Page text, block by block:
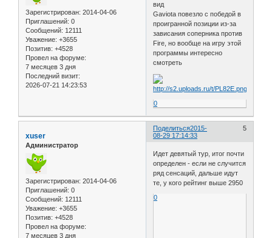
Зарегистрирован: 2014-04-06
Приглашений: 0
Сообщений: 12111
Уважение: +3655
Позитив: +4528
Провел на форуме:
7 месяцев 3 дня
Последний визит:
2026-07-21 14:23:53
вид
Gaviota повезло с победой в
проигранной позиции из-за
зависания соперника против
Fire, но вообще на игру этой
программы интересно
смотреть
0
Поделиться 5
2015-
08-29 17:14:33
xuser
Администратор
Зарегистрирован: 2014-04-06
Приглашений: 0
Сообщений: 12111
Уважение: +3655
Позитив: +4528
Провел на форуме:
7 месяцев 3 дня
Идет девятый тур, итог почти
определен - если не случится
ряд сенсаций, дальше идут
те, у кого рейтинг выше 2950
0